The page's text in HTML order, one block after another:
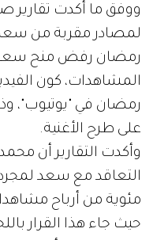
ووفق ما أكدت تقارير
لمصادر مقربة من
رمضان رفض منح سعد
المشاهدات، كون
رمضان في "يوتيوب"،
على طرح الأغنية.
وأكدت التقارير أن
التعاقد مع سعد
مئوية من أرباح
حيث جاء هذا القرار